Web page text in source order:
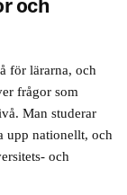
och
för lärarna, och
frågor som
Man studerar
upp nationellt, och
och